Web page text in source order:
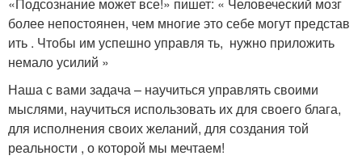
более непостоянен, чем многие это себе могут представ
ить . Чтобы им успешно управля ть, нужно приложить
немало усилий »
Наша с вами задача – научиться управлять своими
мыслями, научиться использовать их для своего блага,
для исполнения своих желаний, для создания той
реальности , о которой мы мечтаем!